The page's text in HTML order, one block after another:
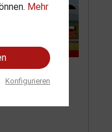
Mehr
Konfigurieren